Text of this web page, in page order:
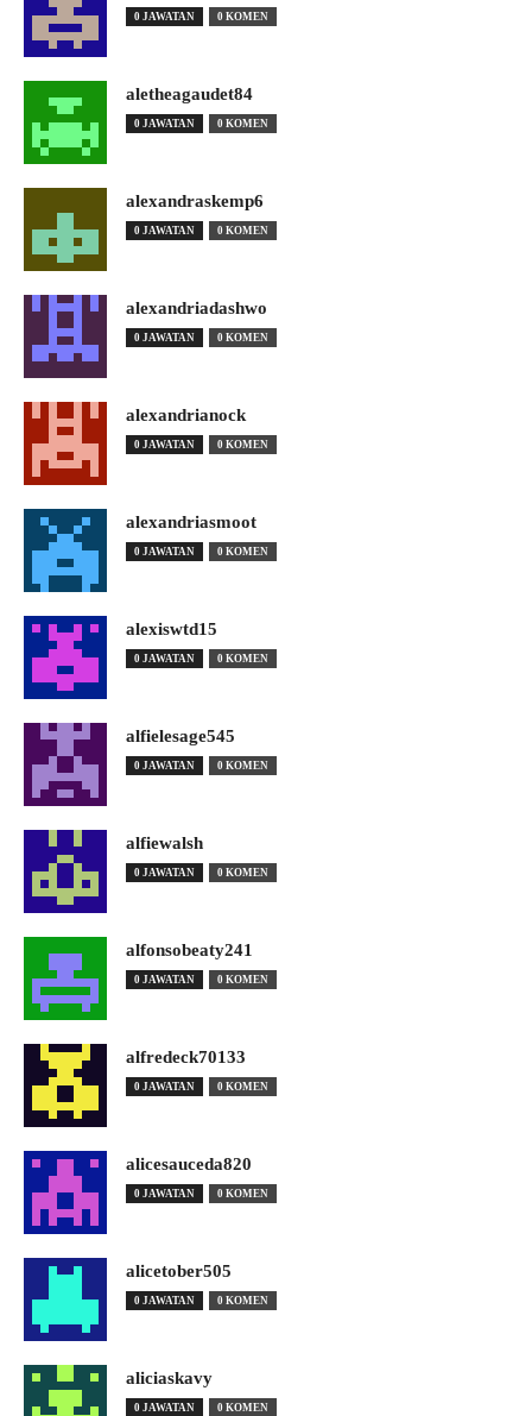
0 JAWATAN 0 KOMEN
aletheagaudet84
0 JAWATAN 0 KOMEN
alexandraskemp6
0 JAWATAN 0 KOMEN
alexandriadashwo
0 JAWATAN 0 KOMEN
alexandrianock
0 JAWATAN 0 KOMEN
alexandriasmoot
0 JAWATAN 0 KOMEN
alexiswtd15
0 JAWATAN 0 KOMEN
alfielesage545
0 JAWATAN 0 KOMEN
alfiewalsh
0 JAWATAN 0 KOMEN
alfonsobeaty241
0 JAWATAN 0 KOMEN
alfredeck70133
0 JAWATAN 0 KOMEN
alicesauceda820
0 JAWATAN 0 KOMEN
alicetober505
0 JAWATAN 0 KOMEN
aliciaskavy
0 JAWATAN 0 KOMEN